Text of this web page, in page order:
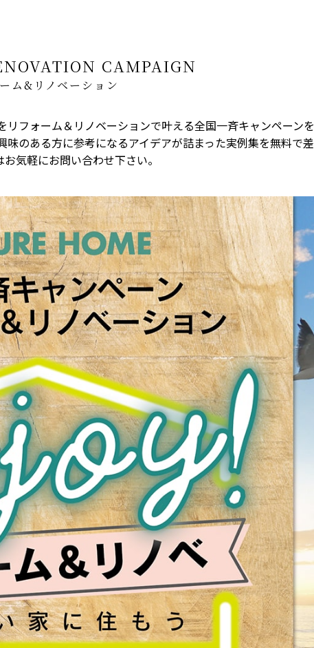
CAMPAIGN
ム&リノベーション
フォーム＆リノベーションで叶える全国一斉キャンペーンを
のある方に参考になるアイデアが詰まった実例集を無料で差
気軽にお問い合わせ下さい。